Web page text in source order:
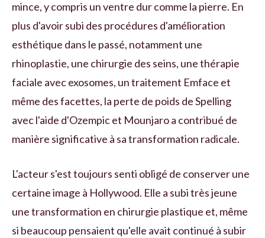
mince, y compris un ventre dur comme la pierre. En
plus d'avoir subi des procédures d'amélioration
esthétique dans le passé, notamment une
rhinoplastie, une chirurgie des seins, une thérapie
faciale avec exosomes, un traitement Emface et
même des facettes, la perte de poids de Spelling
avec l'aide d'Ozempic et Mounjaro a contribué de
manière significative à sa transformation radicale.
L'acteur s'est toujours senti obligé de conserver une
certaine image à Hollywood. Elle a subi très jeune
une transformation en chirurgie plastique et, même
si beaucoup pensaient qu'elle avait continué à subir